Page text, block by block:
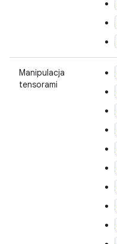
Manipulacja
tensorami